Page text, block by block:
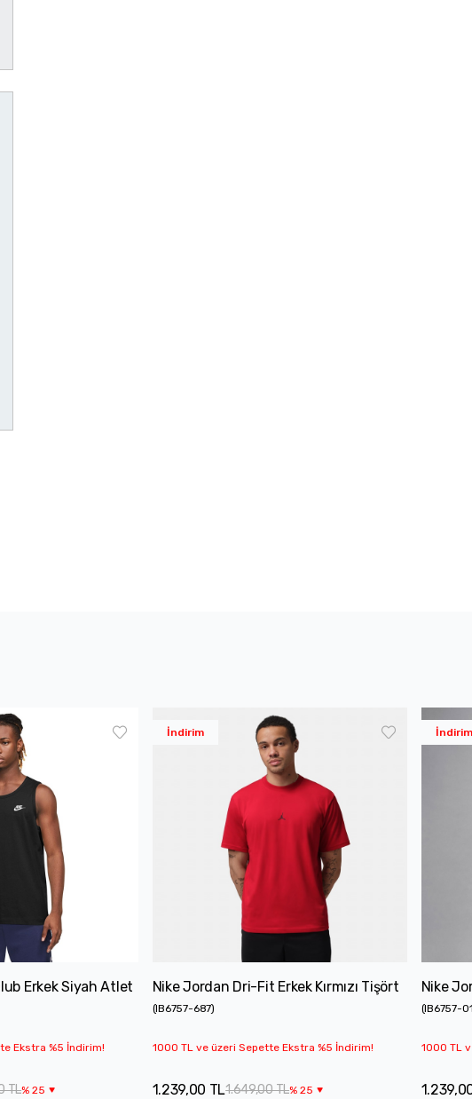
Erkek Siyah Atlet
Ekstra %5 İndirim!
TL%25
İndirim
Nike Jordan Dri-Fit Erkek Kırmızı Tişört
(IB6757-687)
1000 TL ve üzeri Sepette Ekstra %5 İndirim!
1.649,00 TL%25
1.239,00 TL
İndirim
Nike
(IB6757-
1000 TL